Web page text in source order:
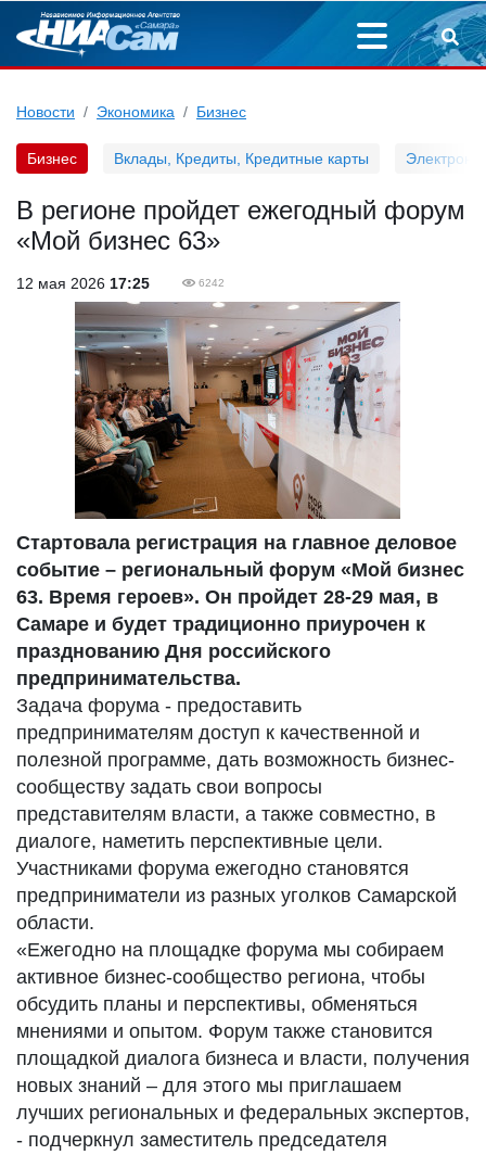
Новости Экономика Бизнес
Бизнес Вклады, Кредиты, Кредитные карты
В регионе пройдет ежегодный форум
«Мой бизнес 63»
12 мая 2026 17:25 6242
Стартовала регистрация на главное деловое
событие – региональный форум «Мой бизнес
63. Время героев». Он пройдет 28-29 мая, в
Самаре и будет традиционно приурочен к
празднованию Дня российского
предпринимательства.
Задача форума - предоставить
предпринимателям доступ к качественной и
полезной программе, дать возможность бизнес-
сообществу задать свои вопросы
представителям власти, а также совместно, в
диалоге, наметить перспективные цели.
Участниками форума ежегодно становятся
предприниматели из разных уголков Самарской
области.
«Ежегодно на площадке форума мы собираем
активное бизнес-сообщество региона, чтобы
обсудить планы и перспективы, обменяться
мнениями и опытом. Форум также становится
площадкой диалога бизнеса и власти, получения
новых знаний – для этого мы приглашаем
лучших региональных и федеральных экспертов,
- подчеркнул заместитель председателя